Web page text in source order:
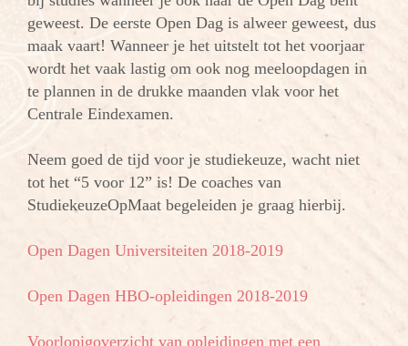
geweest. De eerste Open Dag is alweer geweest, dus
maak vaart! Wanneer je het uitstelt tot het voorjaar
wordt het vaak lastig om ook nog meeloopdagen in
te plannen in de drukke maanden vlak voor het
Centrale Eindexamen.
Neem goed de tijd voor je studiekeuze, wacht niet
tot het “5 voor 12” is! De coaches van
StudiekeuzeOpMaat begeleiden je graag hierbij.
Open Dagen Universiteiten 2018-2019
Open Dagen HBO-opleidingen 2018-2019
Voorlopigoverzicht van opleidingen met een